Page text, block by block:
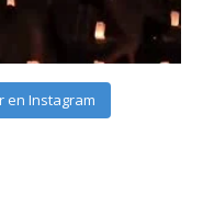
en Instagram